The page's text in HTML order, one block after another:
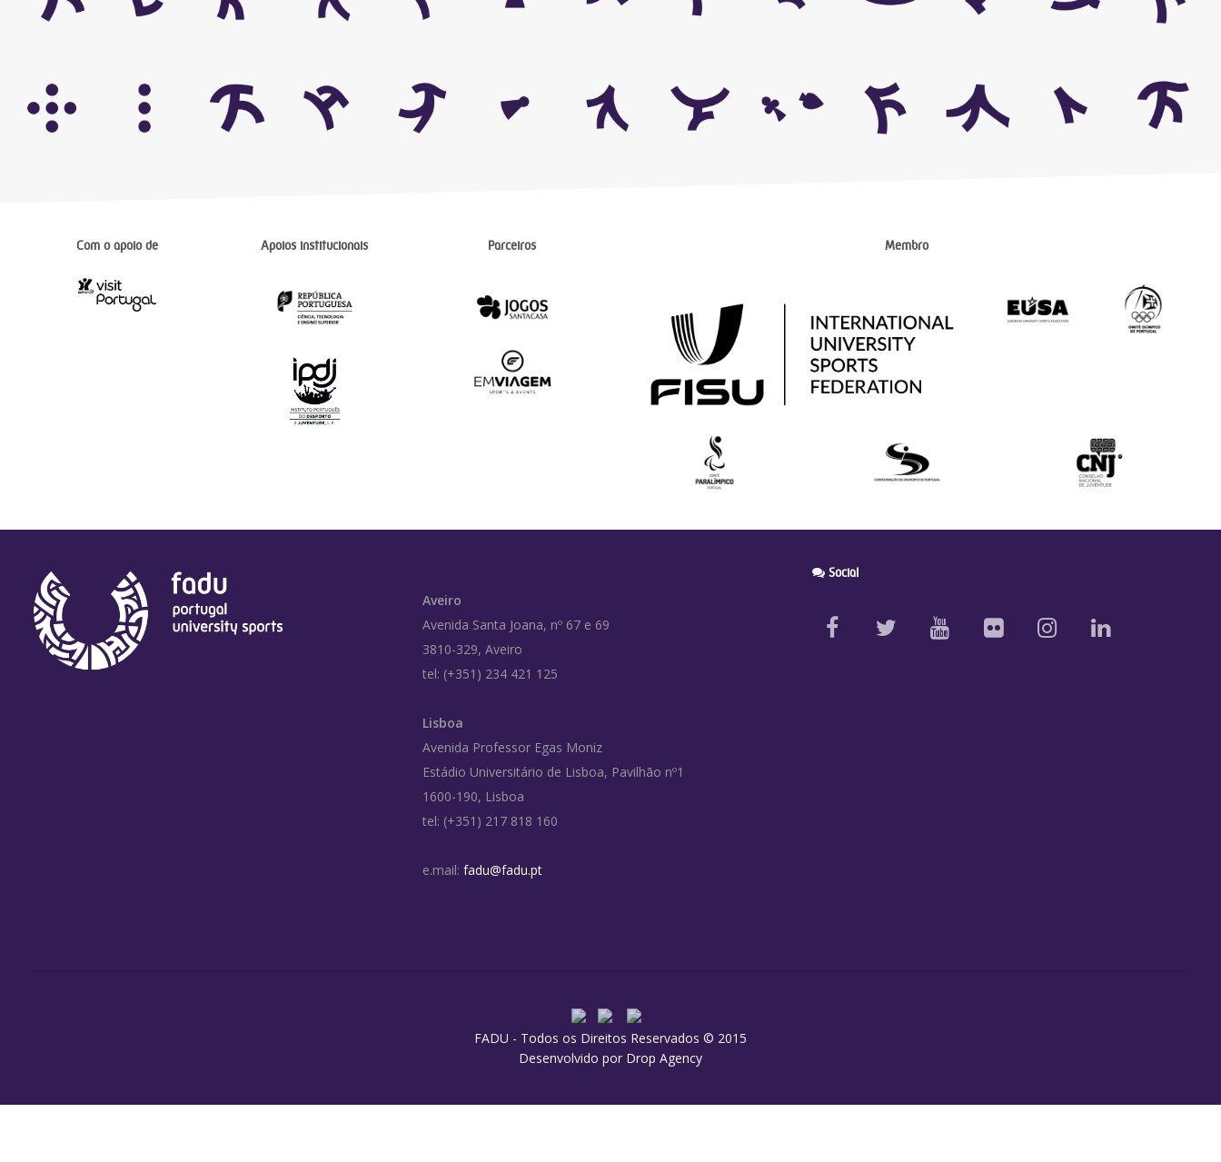
Com o apoio de Apoios institucionais Parceiros Membro
Aveiro
Avenida Santa Joana, nº 67 e 69
3810-329, Aveiro
tel: (+351) 234 421 125
Lisboa
Avenida Professor Egas Moniz
Estádio Universitário de Lisboa, Pavilhão nº1
1600-190, Lisboa
tel: (+351) 217 818 160
e.mail: fadu@fadu.pt
Social
FADU - Todos os Direitos Reservados © 2015
Desenvolvido por Drop Agency